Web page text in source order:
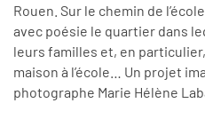
Rouen. Sur le chemin de
avec poésie le quartier dans
leurs familles et, en
maison à l’école… Un projet
photographe Marie Hélène